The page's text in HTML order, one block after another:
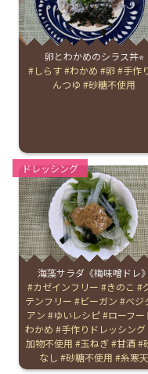
卵とわかめのシラス丼⭐︎
Tags:
しらす わかめ 卵
手作
んつゆ
砂糖不使用
Categories:
ドレッシング
海藻サラダ《梅味噌ドレ》
Tags:
カゼインフリー きのこ
テンフリー
ビーガン
ベジ
アン
ゆいレシピ ローフー
わかめ
手作りドレッシング
加物不使用
玉ねぎ 甘酒
なし
砂糖不使用 糸寒天